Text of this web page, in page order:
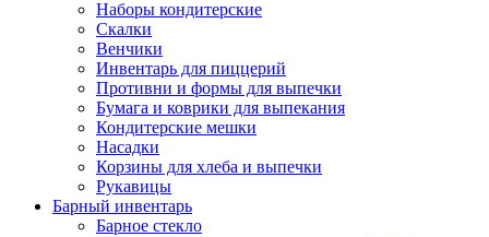
Наборы кондитерские
Скалки
Венчики
Инвентарь для пиццерий
Противни и формы для выпечки
Бумага и коврики для выпекания
Кондитерские мешки
Насадки
Корзины для хлеба и выпечки
Рукавицы
Барный инвентарь
Барное стекло